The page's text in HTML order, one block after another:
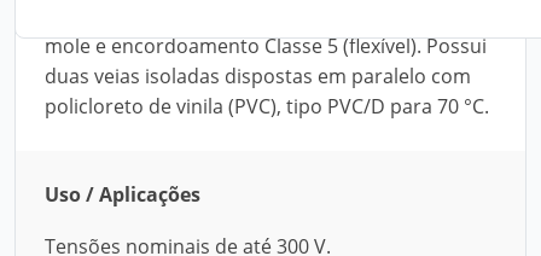
mole e encordoamento Classe 5 (flexível). Possui
duas veias isoladas dispostas em paralelo com
policloreto de vinila (PVC), tipo PVC/D para 70 °C.
Uso / Aplicações
Tensões nominais de até 300 V.